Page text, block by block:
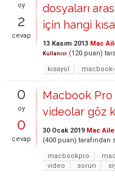
oy
2
cevap
dosyaları
için hangi
13 Kasım 2013 Mac
Kullanıcı (120 puan)
kısayol
0
oy
0
cevap
Macbook
videolar göz
30 Ocak 2019 Mac
(400 puan) tarafından
macbookpro
video
sorun